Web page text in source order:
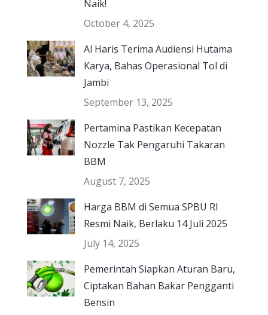
Naik!
October 4, 2025
Al Haris Terima Audiensi Hutama
Karya, Bahas Operasional Tol di
Jambi
September 13, 2025
Pertamina Pastikan Kecepatan
Nozzle Tak Pengaruhi Takaran
BBM
August 7, 2025
Harga BBM di Semua SPBU RI
Resmi Naik, Berlaku 14 Juli 2025
July 14, 2025
Pemerintah Siapkan Aturan Baru,
Ciptakan Bahan Bakar Pengganti
Bensin